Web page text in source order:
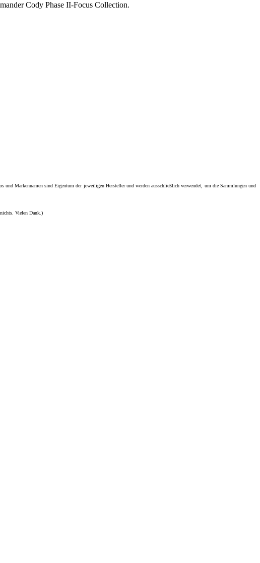
Cody Phase II-Focus Collection.
Markennamen sind Eigentum der jeweiligen Hersteller und werden ausschließlich verwendet, um die Sammlungen und
Vielen Dank.)